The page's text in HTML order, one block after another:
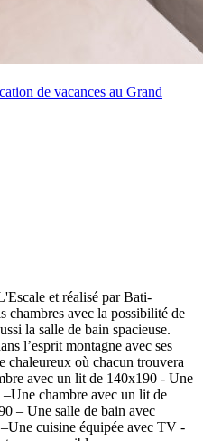
de vacances au Grand
et réalisé par Bati-
chambres avec la possibilité de
la salle de bain spacieuse.
l’esprit montagne avec ses
chaleureux où chacun trouvera
avec un lit de 140x190 - Une
chambre avec un lit de
– Une salle de bain avec
cuisine équipée avec TV -